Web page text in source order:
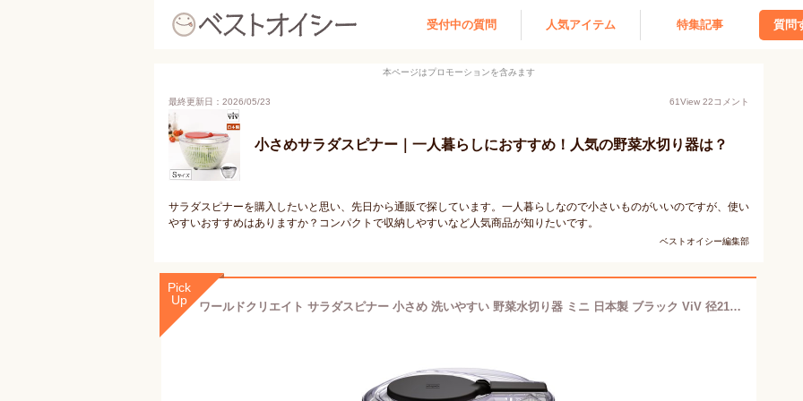
受付中の質問 人気アイテム 特集記事 質問
本ページはプロモーションを含みます
最終更新日：2026/05/23 61View 22コメント
小さめサラダスピナー｜一人暮らしにおすすめ！人気の野菜水切り器は？
サラダスピナーを購入したいと思い、先日から通販で探しています。一人暮らしなので小さいものがいいのですが、使い
やすいおすすめはありますか？コンパクトで収納しやすいなど人気商品が知りたいです。
ベストオイシー編集部
Pick
Up
ワールドクリエイト サラダスピナー 小さめ 洗いやすい 野菜水切り器 ミニ 日本製 ブラック ViV 径21×H14cm Sサイズ 麺 サラダ